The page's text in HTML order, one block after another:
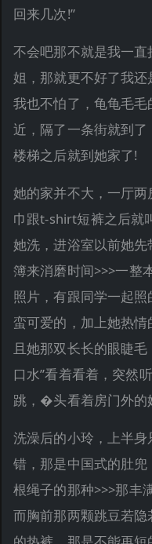
回来几次!”
不会吧那不就是我一直
姐，那就更不好了我还
我也不怕了，龟龟毛毛
近，隔了一条街就到
楼梯之后就到她家了!
她的家并不大，一厅
巾跟t-shirt短裤之后就
她洗，进浴室以前她
簿来消磨时间>>>一整
照片，有跟同学一起
蛮可爱的，加上她热
且她那双长长的眼睫
口水”看着看着，突然
跳，�头看着房门外的
洗澡后的小玲，上半
错，那是中国式的肚
根绳子的那种>>>那丰
而胸前那两颗跳豆若